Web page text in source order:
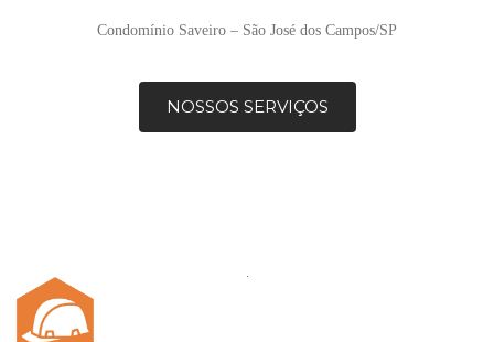
Condomínio Saveiro – São José dos Campos/SP
NOSSOS SERVIÇOS